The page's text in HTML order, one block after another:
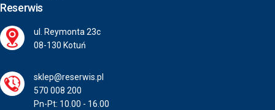
Reserwis
ul. Reymonta 23c
08-130 Kotuń
sklep@reserwis.pl
570 008 200
Pn-Pt: 10.00 - 16.00